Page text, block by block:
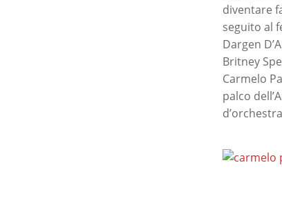
diventare
seguito al
Dargen
Britney
Carmelo
palco